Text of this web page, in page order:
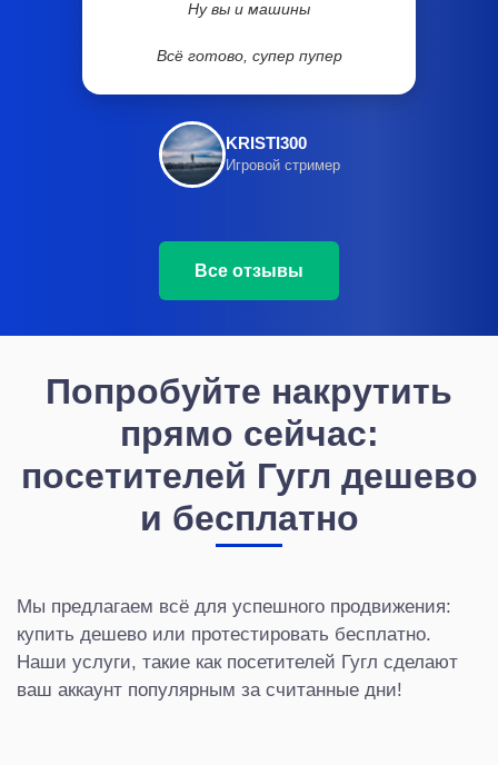
Ну вы и машины
Всё готово, супер пупер
KRISTI300
Игровой стример
Все отзывы
Попробуйте накрутить
прямо сейчас:
посетителей Гугл дешево
и бесплатно
Мы предлагаем всё для успешного продвижения:
купить дешево или протестировать бесплатно.
Наши услуги, такие как посетителей Гугл сделают
ваш аккаунт популярным за считанные дни!